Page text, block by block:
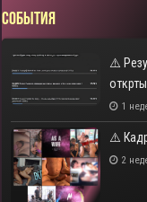
СОБЫТИЯ
⚠️
1
⚠️
2